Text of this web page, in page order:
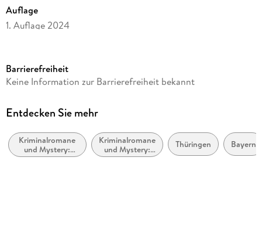
Auflage
1. Auflage 2024
Altersempfehlung
Reihe
Autor/Autorin
Katharina Schendel
Barrierefreiheit
Keine Information zur Barrierefreiheit bekannt
Entdecken Sie mehr
Kriminalromane
und Mystery:
Privatdetektiv /
Kriminalromane
und Mystery:
weibliche
Thüringen Bayern